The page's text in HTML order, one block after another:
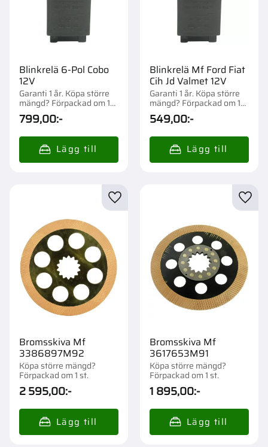
Blinkrelä 6-Pol Cobo
12V
Garanti 1 år. Köpa större
mängd? Förpackad om 1
st.
799,00:-
Blinkrelä Mf Ford Fiat
Cih Jd Valmet 12V
Garanti 1 år. Köpa större
mängd? Förpackad om 1
st.
549,00:-
Bromsskiva Mf
3386897M92
Köpa större mängd?
Förpackad om 1 st.
2 595,00:-
Lägg till i favoriter
Bromsskiva Mf
3617653M91
Köpa större mängd?
Förpackad om 1 st.
1 895,00:-